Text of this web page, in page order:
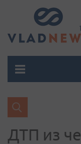
ДТП из